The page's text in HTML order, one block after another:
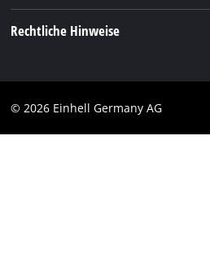
Vertrag widerrufen
Rechtliche Hinweise
Impressum
© 2026 Einhell Germany AG